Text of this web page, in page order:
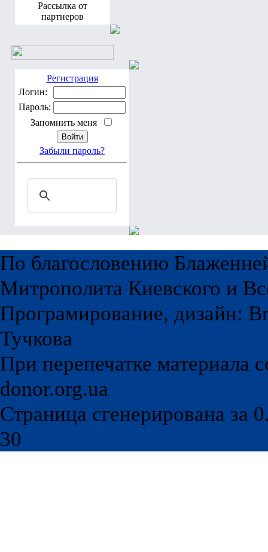
Рассылка от
партнеров
Регистрация
Логин:
Пароль:
Запомнить меня
Забыли пароль?
По благословению
Митрополита Киевского и
Програмирование, дизайн:
Тучкова
При перепечатке материала
donor.org.ua
Страница сгенерирована за
30